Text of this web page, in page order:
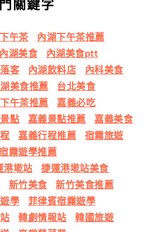
關鍵字
午茶
內湖下午茶推薦
內湖美食
內湖美食ptt
客 內湖飲料店
內科美食
美食推薦
台北美食
午茶推薦
嘉義必吃
點 嘉義景點推薦
嘉義美食
嘉義行程推薦
宿霧旅遊
霧遊學推薦
港墘站
捷運港墘站美食
新竹美食
新竹美食推薦
學
菲律賓宿霧遊學
韓劇情報站
韓國旅遊